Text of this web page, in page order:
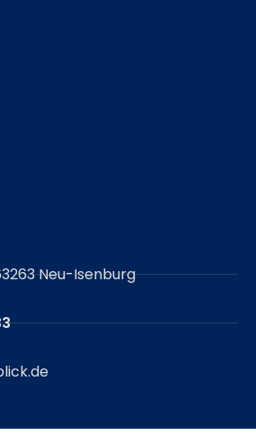
Neu-Isenburg